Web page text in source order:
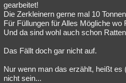
gearbeitet!
Die Zerkleinern gerne mal 10
Für Füllungen für Alles Mögliche wo
Und da sind wohl auch schon
Das Fällt doch gar nicht auf.
Nur wenn man das erzählt, heißt es
nicht sein...